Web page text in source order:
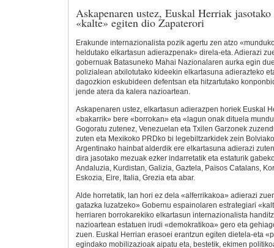
Askapenaren ustez, Euskal Herriak
«kalte» egiten dio Zapaterori
Erakunde internazionalista pozik agertu zen atzo
heldutako elkartasun adierazpenak» direla-eta. Adierazi
gobernuak Batasuneko Mahai Nazionalaren aurka egin
polizialean atxilotutako kideekin elkartasuna adierazteko
dagozkion eskubideen defentsan eta hitzartutako
jende atera da kalera nazioartean.
Askapenaren ustez, elkartasun adierazpen horiek Euskal
«bakarrik» bere «borrokan» eta «lagun onak dituela
Gogoratu zutenez, Venezuelan eta Txilen Garzonek
zuten eta Mexikoko PRDko bi legebiltzarkidek zein
Argentinako hainbat alderdik ere elkartasuna adierazi
dira jasotako mezuak ezker indarretatik eta estaturik
Andaluzia, Kurdistan, Galizia, Gaztela, Països Catalans,
Eskozia, Eire, Italia, Grezia eta abar.
Alde horretatik, lan hori ez dela «alferrikakoa» adierazi
gatazka luzatzeko» Gobernu espainolaren estrategiari
herriaren borrokarekiko elkartasun internazionalista
nazioartean estatuen irudi «demokratikoa» gero eta
zuen. Euskal Herrian erasoei erantzun egiten dietela-eta
egindako mobilizazioak aipatu eta, bestetik, ekimen